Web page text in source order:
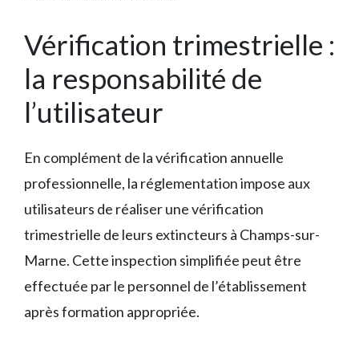
Vérification trimestrielle :
la responsabilité de
l’utilisateur
En complément de la vérification annuelle
professionnelle, la réglementation impose aux
utilisateurs de réaliser une vérification
trimestrielle de leurs extincteurs à Champs-sur-
Marne. Cette inspection simplifiée peut être
effectuée par le personnel de l’établissement
après formation appropriée.